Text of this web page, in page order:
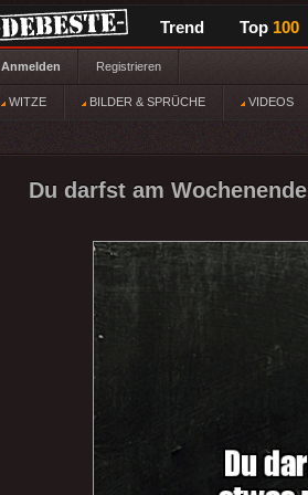
Trend Top 100
Anmelden Registrieren
WITZE BILDER & SPRÜCHE VIDEOS
Du darfst am